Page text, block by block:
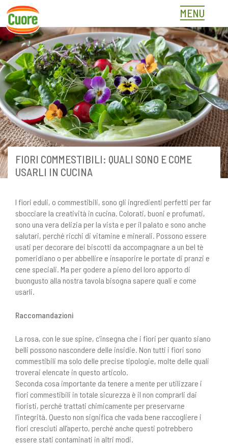
Skip
content
MENU
FIORI COMMESTIBILI: QUALI SONO E COME
USARLI IN CUCINA
I fiori eduli, o commestibili, sono gli ingredienti perfetti per far
sbocciare la creatività in cucina. Colorati, buoni e profumati,
sono una vera delizia per la vista e per il palato e sono anche
salutari, perché ricchi di vitamine e minerali. Possono essere
usati per decorare dei biscotti da accompagnare a un bel tè
pomeridiano o per abbellire e insaporire le portate di pranzi e
cene speciali. Ma per godere a pieno del loro apporto di
buongusto alla nostra tavola bisogna sapere quali e come
usarli.
Raccomandazioni
La rosa, con le sue spine, c’insegna che i fiori per quanto siano
belli possono nascondere delle insidie. Non tutti i fiori sono
commestibili ma solo delle precise tipologie, molte delle quali
troverai elencate in questo articolo.
Seconda cosa importante da tenere a mente per utilizzare i
fiori commestibili in totale sicurezza è il non comprarli dai
fioristi, perché trattati chimicamente per preservarne
l’integrità. Questo non significa che vada bene raccogliere i
fiori cresciuti all’aperto, perché anche questi potrebbero
essere stati contaminati in altri modi.